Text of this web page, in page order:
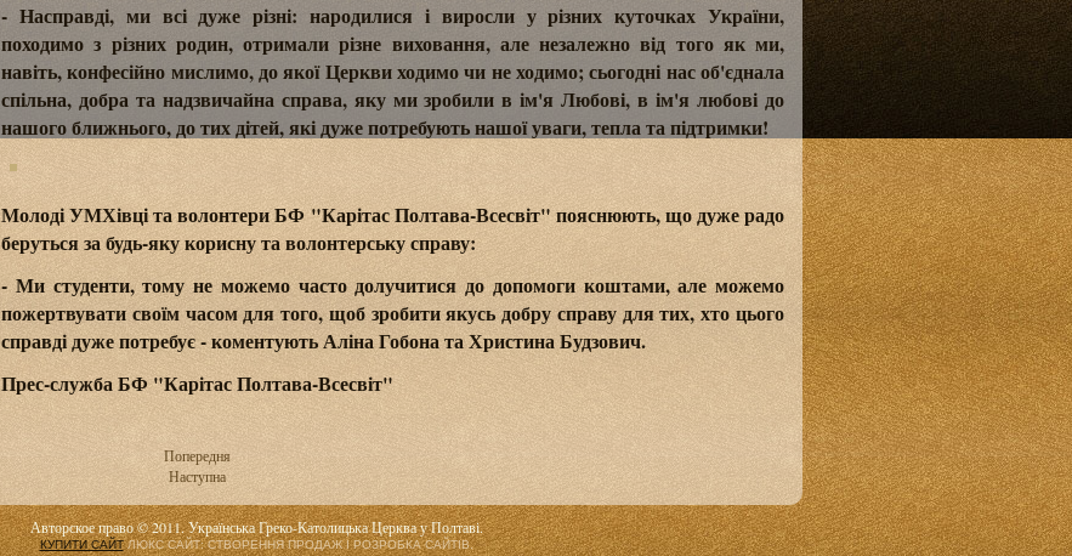
- Насправді, ми всі дуже різні: народилися і виросли у різних куточках України,
походимо з різних родин, отримали різне виховання, але незалежно від того як ми,
навіть, конфесійно мислимо, до якої Церкви ходимо чи не ходимо; сьогодні нас об'єднала
спільна, добра та надзвичайна справа, яку ми зробили в ім'я Любові, в ім'я любові до
нашого ближнього, до тих дітей, які дуже потребують нашої уваги, тепла та підтримки!
Молоді УМХівці та волонтери БФ "Карітас Полтава-Всесвіт" пояснюють, що дуже радо
беруться за будь-яку корисну та волонтерську справу:
- Ми студенти, тому не можемо часто долучитися до допомоги коштами, але можемо
пожертвувати своїм часом для того, щоб зробити якусь добру справу для тих, хто цього
справді дуже потребує - коментують Аліна Гобона та Христина Будзович.
Прес-служба БФ "Карітас Полтава-Всесвіт"
Попередня
Наступна
Авторское право © 2011. Українська Греко-Католицька Церква у Полтаві.
КУПИТИ САЙТЛЮКС САЙТ: СТВОРЕННЯ ПРОДАЖ І РОЗРОБКА САЙТІВ.